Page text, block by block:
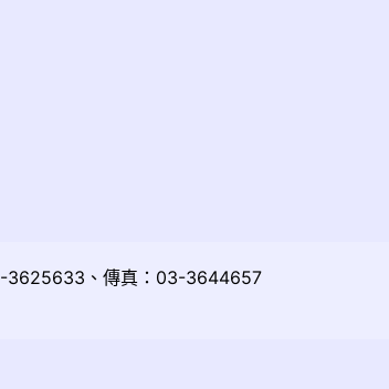
3625633、傳真：03-3644657